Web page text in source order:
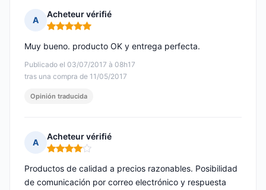
A
Acheteur vérifié
Nota: 5 de 5
Publicado el 03/07/2017 à 08h17
tras una compra de 11/05/2017
Muy bueno. producto OK y entrega perfecta.
Opinión traducida
A
Acheteur vérifié
Nota: 4 de 5
Productos de calidad a precios razonables. Posibilidad
de comunicación por correo electrónico y respuesta